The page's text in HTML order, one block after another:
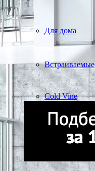
Для дома
Встраиваемые
Cold Vine